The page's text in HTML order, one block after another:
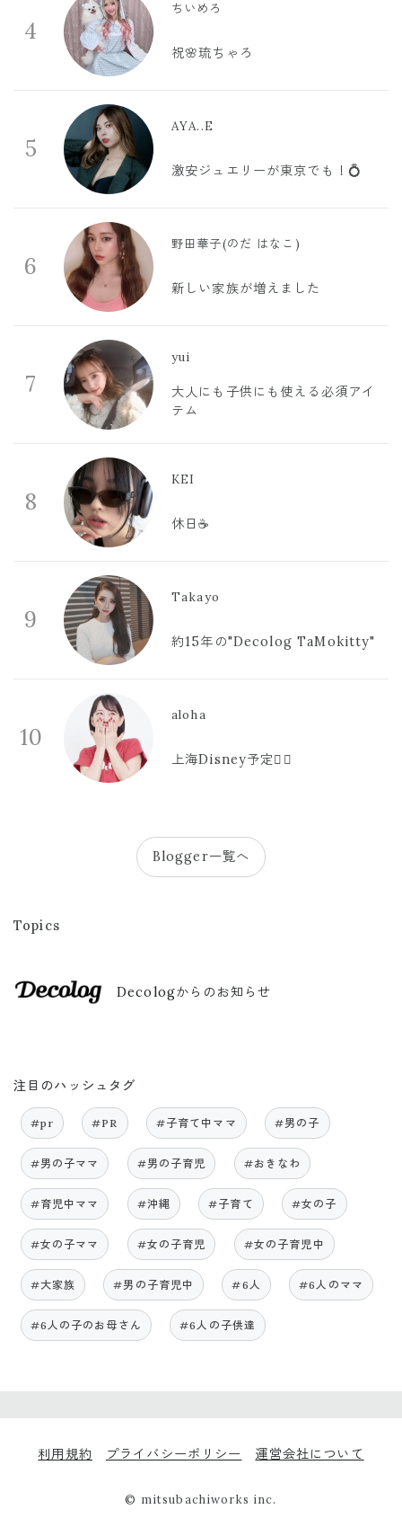
4
ちいめろ
祝🌸琉ちゃろ
5
AYA..E
激安ジュエリーが東京でも！💍
6
野田華子(のだ はなこ)
新しい家族が増えました
7
yui
大人にも子供にも使える必須アイ
テム
8
KEI
休日☕️
9
Takayo
約15年の"Decolog TaMokitty"
10
aloha
上海Disney予定🫪🩷
Blogger一覧へ
Topics
Decologからのお知らせ
注目のハッシュタグ
#pr #PR #子育て中ママ #男の子
#男の子ママ #男の子育児 #おきなわ
#育児中ママ #沖縄 #子育て #女の子
#女の子ママ #女の子育児 #女の子育児中
#大家族 #男の子育児中 #6人 #6人のママ
#6人の子のお母さん #6人の子供達
利用規約 プライバシーポリシー 運営会社について
© mitsubachiworks inc.